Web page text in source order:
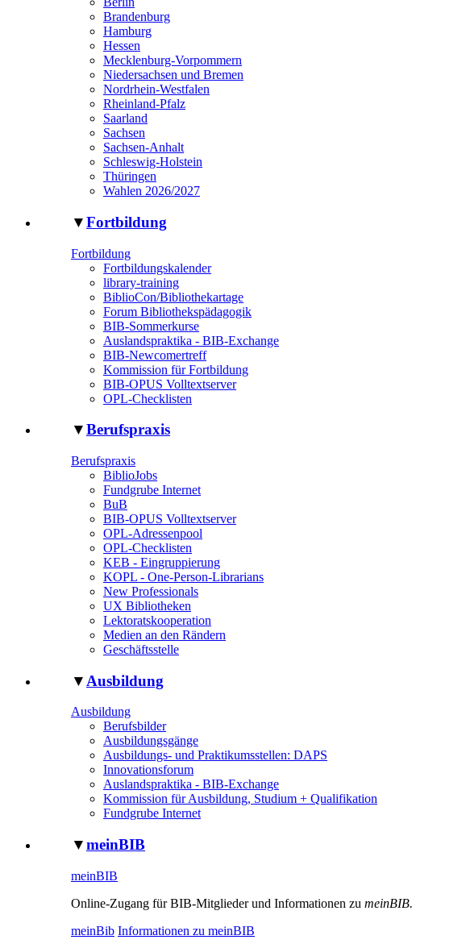
Brandenburg
Hamburg
Hessen
Mecklenburg-Vorpommern
Niedersachsen und Bremen
Nordrhein-Westfalen
Rheinland-Pfalz
Saarland
Sachsen
Sachsen-Anhalt
Schleswig-Holstein
Thüringen
Wahlen 2026/2027
▼Fortbildung
Fortbildung
Fortbildungskalender
library-training
BiblioCon/Bibliothekartage
Forum Bibliothekspädagogik
BIB-Sommerkurse
Auslandspraktika - BIB-Exchange
BIB-Newcomertreff
Kommission für Fortbildung
BIB-OPUS Volltextserver
OPL-Checklisten
▼Berufspraxis
Berufspraxis
BiblioJobs
Fundgrube Internet
BuB
BIB-OPUS Volltextserver
OPL-Adressenpool
OPL-Checklisten
KEB - Eingruppierung
KOPL - One-Person-Librarians
New Professionals
UX Bibliotheken
Lektoratskooperation
Medien an den Rändern
Geschäftsstelle
▼ Ausbildung
Ausbildung
Berufsbilder
Ausbildungsgänge
Ausbildungs- und Praktikumsstellen: DAPS
Innovationsforum
Auslandspraktika - BIB-Exchange
Kommission für Ausbildung, Studium + Qualifikation
Fundgrube Internet
▼meinBIB
meinBIB
Online-Zugang für BIB-Mitglieder und Informationen zu meinBIB.
meinBib Informationen zu meinBIB